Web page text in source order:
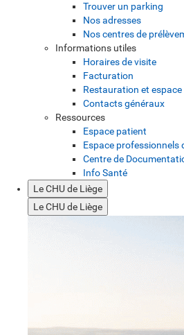
Trouver un parking
Nos adresses
Nos centres de
Informations utiles
Horaires de visite
Facturation
Restauration et espace
Contacts généraux
Ressources
Espace patient
Espace professionnels
Centre de
Info Santé
Le CHU de Liège
Le CHU de Liège